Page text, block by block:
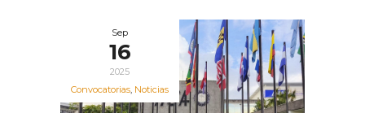
Sep
16
2025
Convocatorias, Noticias